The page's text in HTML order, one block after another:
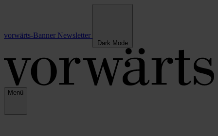
vorwärts-Banner Newsletter
Dark Mode
Menü